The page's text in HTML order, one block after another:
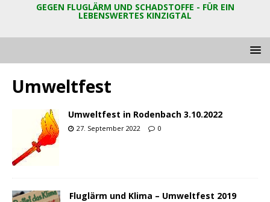
GEGEN FLUGLÄRM UND SCHADSTOFFE - FÜR EIN
LEBENSWERTES KINZIGTAL
Umweltfest
Umweltfest in Rodenbach 3.10.2022
27. September 2022 0
Fluglärm und Klima – Umweltfest 2019